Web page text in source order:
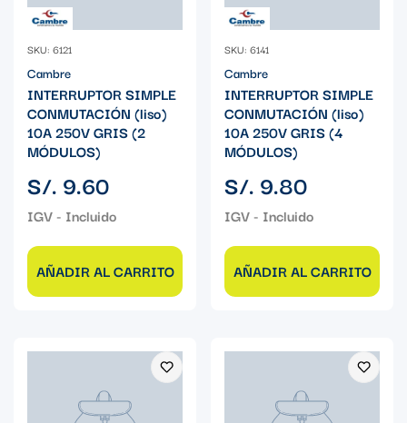
SKU: 6121
Cambre
INTERRUPTOR SIMPLE
CONMUTACIÓN (liso)
10A 250V GRIS (2
MÓDULOS)
Precio
regular
S/. 9.60
AÑADIR AL CARRITO
SKU: 6141
Cambre
INTERRUPTOR SIMPLE
CONMUTACIÓN (liso)
10A 250V GRIS (4
MÓDULOS)
Precio
regular
S/. 9.80
AÑADIR AL CARRITO